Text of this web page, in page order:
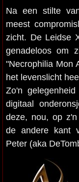
Na een stilte
meest
zicht. De Leidse
genadeloos om
"Necrophilia Mon
het levenslicht
Zo'n
digitaal
deze, nou, op
de andere kant
Peter (aka